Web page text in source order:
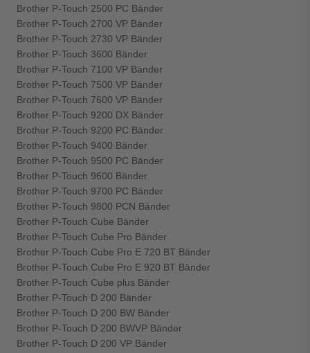
Brother P-Touch 2500 PC Bänder
Brother P-Touch 2700 VP Bänder
Brother P-Touch 2730 VP Bänder
Brother P-Touch 3600 Bänder
Brother P-Touch 7100 VP Bänder
Brother P-Touch 7500 VP Bänder
Brother P-Touch 7600 VP Bänder
Brother P-Touch 9200 DX Bänder
Brother P-Touch 9200 PC Bänder
Brother P-Touch 9400 Bänder
Brother P-Touch 9500 PC Bänder
Brother P-Touch 9600 Bänder
Brother P-Touch 9700 PC Bänder
Brother P-Touch 9800 PCN Bänder
Brother P-Touch Cube Bänder
Brother P-Touch Cube Pro Bänder
Brother P-Touch Cube Pro E 720 BT Bänder
Brother P-Touch Cube Pro E 920 BT Bänder
Brother P-Touch Cube plus Bänder
Brother P-Touch D 200 Bänder
Brother P-Touch D 200 BW Bänder
Brother P-Touch D 200 BWVP Bänder
Brother P-Touch D 200 VP Bänder